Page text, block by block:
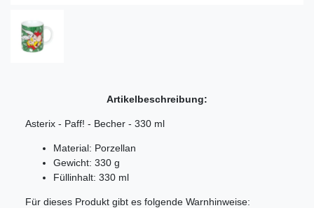
Artikelbeschreibung:
Asterix - Paff! - Becher - 330 ml
Material: Porzellan
Gewicht: 330 g
Füllinhalt: 330 ml
Für dieses Produkt gibt es folgende Warnhinweise: